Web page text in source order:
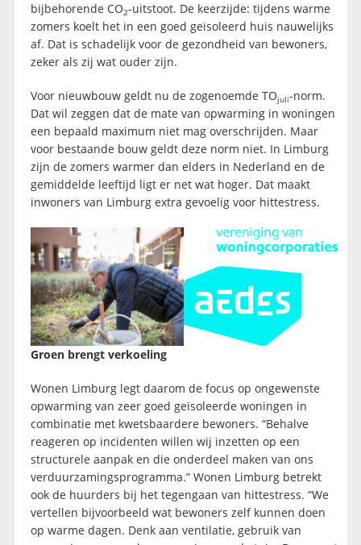
bijbehorende CO2-uitstoot. De keerzijde: tijdens warme
zomers koelt het in een goed geïsoleerd huis nauwelijks
af. Dat is schadelijk voor de gezondheid van bewoners,
zeker als zij wat ouder zijn.
Voor nieuwbouw geldt nu de zogenoemde TOjuli-norm.
Dat wil zeggen dat de mate van opwarming in woningen
een bepaald maximum niet mag overschrijden. Maar
voor bestaande bouw geldt deze norm niet. In Limburg
zijn de zomers warmer dan elders in Nederland en de
gemiddelde leeftijd ligt er net wat hoger. Dat maakt
inwoners van Limburg extra gevoelig voor hittestress.
Groen brengt verkoeling
Wonen Limburg legt daarom de focus op ongewenste
opwarming van zeer goed geïsoleerde woningen in
combinatie met kwetsbaardere bewoners. “Behalve
reageren op incidenten willen wij inzetten op een
structurele aanpak en die onderdeel maken van ons
verduurzamingsprogramma.” Wonen Limburg betrekt
ook de huurders bij het tegengaan van hittestress. “We
vertellen bijvoorbeeld wat bewoners zelf kunnen doen
op warme dagen. Denk aan ventilatie, gebruik van